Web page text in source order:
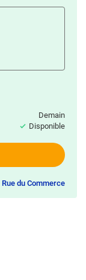
demain
Disponible
Rue du Commerce